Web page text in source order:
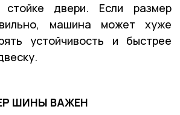
стойке двери. Если размер
машина может хуже
устойчивость и быстрее
ШИНЫ ВАЖЕН